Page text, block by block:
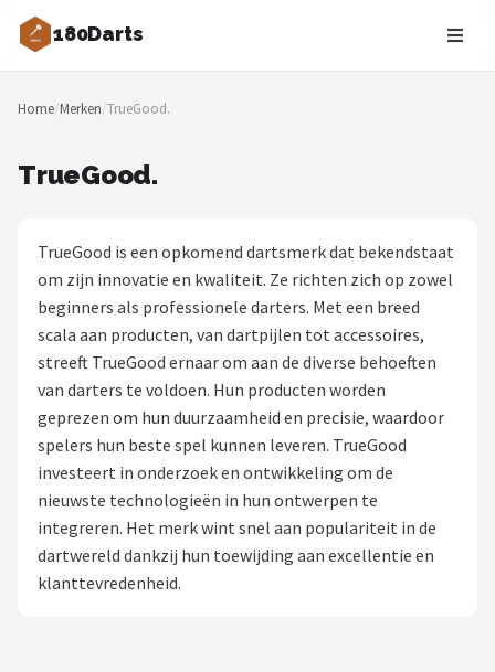
180Darts
Zoeken
NAVIGATIE
Blog
Dartspelers
Toernooien
Spelregels
Uitgooilijst
Dartshop
Home/Merken/TrueGood.
TrueGood.
TrueGood is een opkomend dartsmerk dat bekendstaat
om zijn innovatie en kwaliteit. Ze richten zich op zowel
beginners als professionele darters. Met een breed
scala aan producten, van dartpijlen tot accessoires,
streeft TrueGood ernaar om aan de diverse behoeften
van darters te voldoen. Hun producten worden
geprezen om hun duurzaamheid en precisie, waardoor
spelers hun beste spel kunnen leveren. TrueGood
investeert in onderzoek en ontwikkeling om de
nieuwste technologieën in hun ontwerpen te
integreren. Het merk wint snel aan populariteit in de
dartwereld dankzij hun toewijding aan excellentie en
klanttevredenheid.